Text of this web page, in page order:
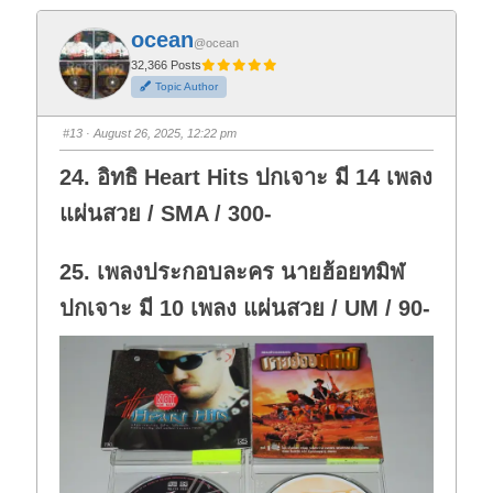
f
o
r
t
h
u
m
d
o
n
.
o
t
h
u
m
u
p
ocean@ocean
32,366 Posts
Topic Author
#13 · August 26, 2025, 12:22 pm
24. อิทธิ Heart Hits ปกเจาะ มี 14 เพลง
แผ่นสวย / SMA / 300-
25. เพลงประกอบละคร นายฮ้อยทมิฬ
ปกเจาะ มี 10 เพลง แผ่นสวย / UM / 90-